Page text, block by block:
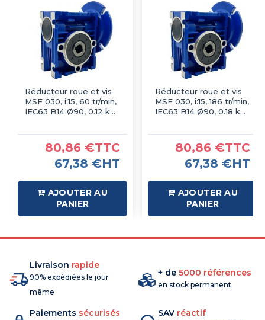
Réducteur roue et vis
MSF 030, i:15, 60 tr/min,
IEC63 B14 Ø90, 0.12 kW
80,86 €TTC
67,38 €HT
AJOUTER AU
PANIER
Réducteur roue et vis
MSF 030, i:15, 186 tr/min,
IEC63 B14 Ø90, 0.18 kW
80,86 €TTC
67,38 €HT
AJOUTER AU
PANIER
Livraison rapide
90% expédiées le jour
même
+ de 5000 références
en stock permanent
Paiements sécurisés SAV réactif